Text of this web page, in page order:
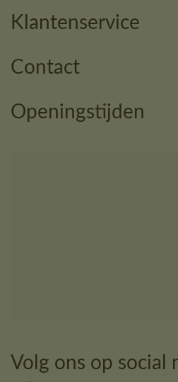
Klantenservice
Contact
Openingstijden
Volg ons op social